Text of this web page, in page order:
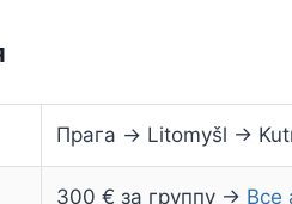
Прага → Litomyšl →
300 € за группу → Все